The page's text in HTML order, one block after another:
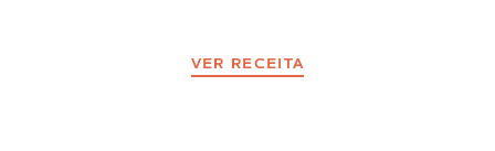
VER RECEITA